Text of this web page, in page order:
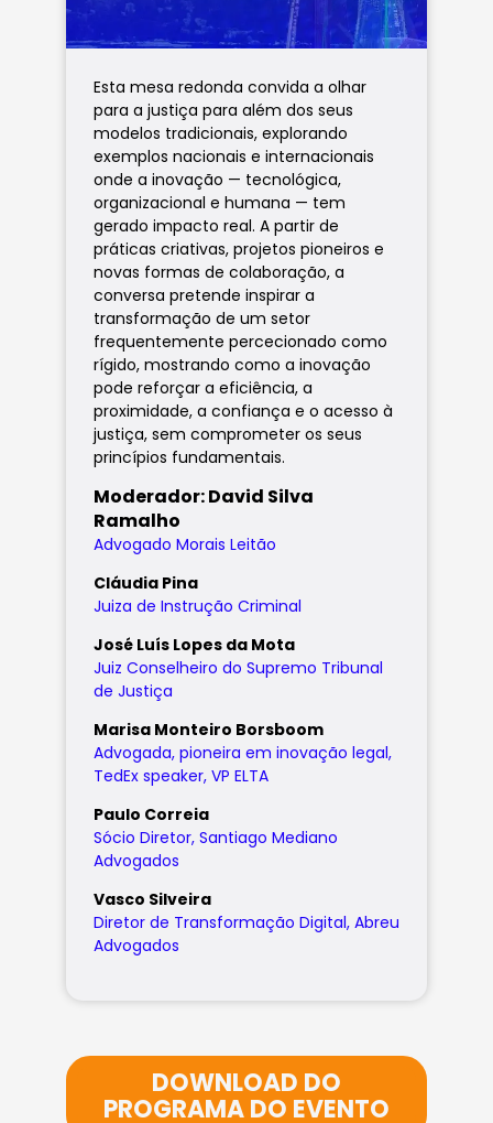
Esta mesa redonda convida a olhar
para a justiça para além dos seus
modelos tradicionais, explorando
exemplos nacionais e internacionais
onde a inovação — tecnológica,
organizacional e humana — tem
gerado impacto real. A partir de
práticas criativas, projetos pioneiros e
novas formas de colaboração, a
conversa pretende inspirar a
transformação de um setor
frequentemente percecionado como
rígido, mostrando como a inovação
pode reforçar a eficiência, a
proximidade, a confiança e o acesso à
justiça, sem comprometer os seus
princípios fundamentais.
Moderador: David Silva
Ramalho
Advogado Morais Leitão
Cláudia Pina
Juiza de Instrução Criminal
José Luís Lopes da Mota
Juiz Conselheiro do Supremo Tribunal
de Justiça
Marisa Monteiro Borsboom
Advogada, pioneira em inovação legal,
TedEx speaker, VP ELTA
Paulo Correia
Sócio Diretor, Santiago Mediano
Advogados
Vasco Silveira
Diretor de Transformação Digital, Abreu
Advogados
DOWNLOAD DO
PROGRAMA DO EVENTO